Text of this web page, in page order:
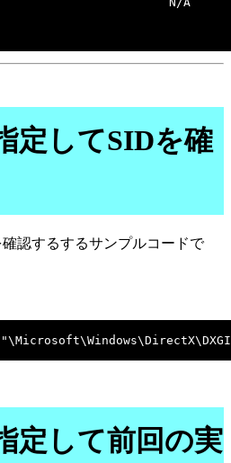
定してSIDを確
認するするサンプルコードで
定して前回の実